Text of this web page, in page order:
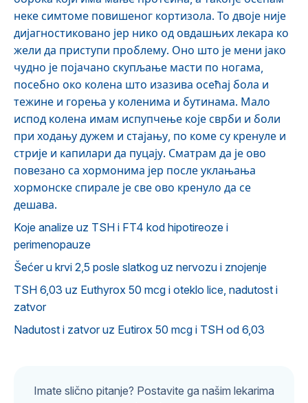
неке симтоме повишеног кортизола. То двоје није
дијагностиковано јер нико од овдашњих лекара ко
жели да приступи проблему. Оно што је мени јако
чудно је појачано скупљање масти по ногама,
посебно око колена што изазива осећај бола и
тежине и горења у коленима и бутинама. Мало
испод колена имам испупчење које сврби и боли
при ходању дужем и стајању, по коме су кренуле и
стрије и капилари да пуцају. Сматрам да је ово
повезано са хормонима јер после уклањања
хормонске спирале је све ово кренуло да се
дешава.
Koje analize uz TSH i FT4 kod hipotireoze i
perimenopauze
Šećer u krvi 2,5 posle slatkog uz nervozu i znojenje
TSH 6,03 uz Euthyrox 50 mcg i oteklo lice, nadutost i
zatvor
Nadutost i zatvor uz Eutirox 50 mcg i TSH od 6,03
Imate slično pitanje? Postavite ga našim lekarima